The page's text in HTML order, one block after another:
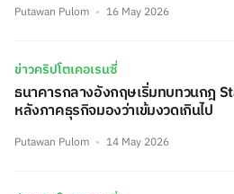
Putawan Pulom 16 May 2026
ข่าวคริปโตเคอเรนซี่
ธนาคารกลางอังกฤษเริ่มทบทวนกฎ
หลังภาคธุรกิจมองว่าเข้มงวดเกินไป
Putawan Pulom 14 May 2026